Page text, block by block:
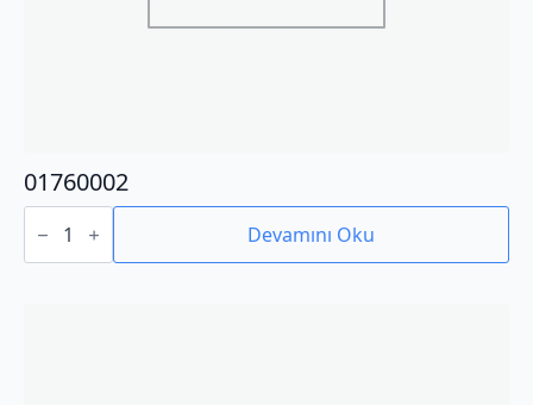
01760002
01760002
adet Devamını Oku